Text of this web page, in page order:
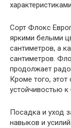
Сорт Флокс
яркими белыми
сантиметров, а
сантиметров.
продолжает
Кроме того, этот
устойчивостью
Посадка и уход
навыков и